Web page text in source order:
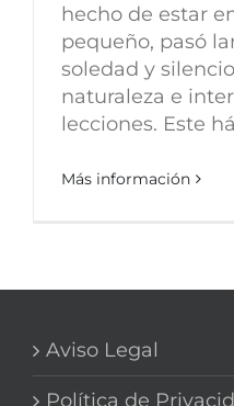
hecho de estar
pequeño, pasó
soledad y
naturaleza e
lecciones. Este
Más información
Aviso Legal
Política de